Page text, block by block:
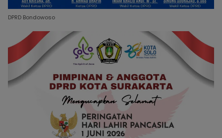
DPRD Bondowoso